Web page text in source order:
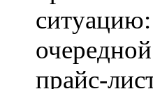
прайс-